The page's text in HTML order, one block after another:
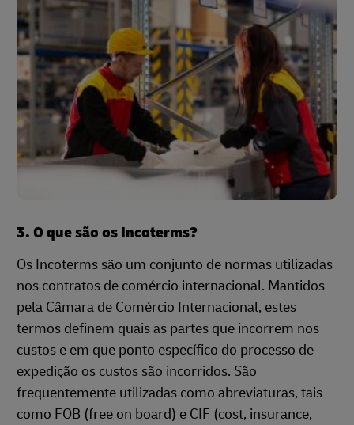
3. O que são os Incoterms?
Os Incoterms são um conjunto de normas utilizadas
nos contratos de comércio internacional. Mantidos
pela Câmara de Comércio Internacional, estes
termos definem quais as partes que incorrem nos
custos e em que ponto específico do processo de
expedição os custos são incorridos. São
frequentemente utilizadas como abreviaturas, tais
como FOB (free on board) e CIF (cost, insurance,